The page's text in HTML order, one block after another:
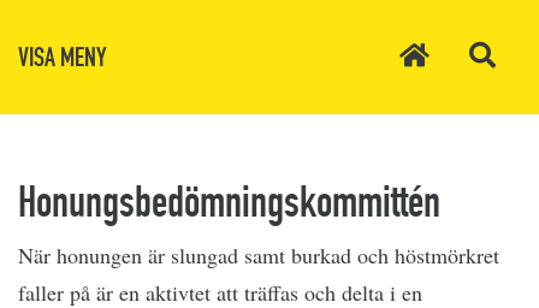
VISA MENY
Honungsbedömningskommittén
När honungen är slungad samt burkad och höstmörkret
faller på är en aktivtet att träffas och delta i en